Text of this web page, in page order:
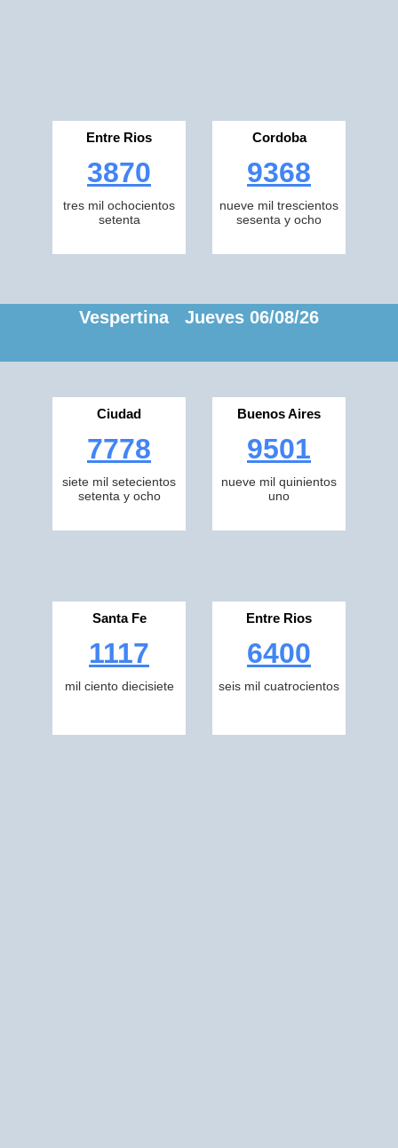
Entre Rios
3870
tres mil ochocientos
setenta
Cordoba
9368
nueve mil trescientos
sesenta y ocho
Vespertina Jueves 06/08/26
Ciudad
7778
siete mil setecientos
setenta y ocho
Buenos Aires
9501
nueve mil quinientos
uno
Santa Fe
1117
mil ciento diecisiete
Entre Rios
6400
seis mil cuatrocientos